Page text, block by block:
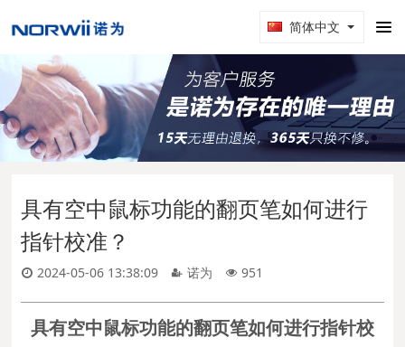
简体中文
具有空中鼠标功能的翻页笔如何进行
指针校准？
2024-05-06 13:38:09 诺为 951
具有空中鼠标功能的翻页笔如何进行指针校